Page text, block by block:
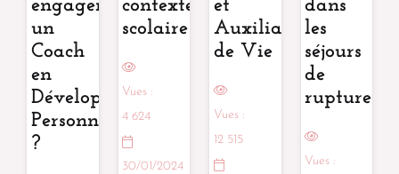
engager
un
Coach
en
Développement
Personnel
?
contexte
scolaire
Vues :
4 624
30/01/2024
et
Auxiliaire
de Vie
Vues :
12 515
dans
les
séjours
de
rupture
Vues :